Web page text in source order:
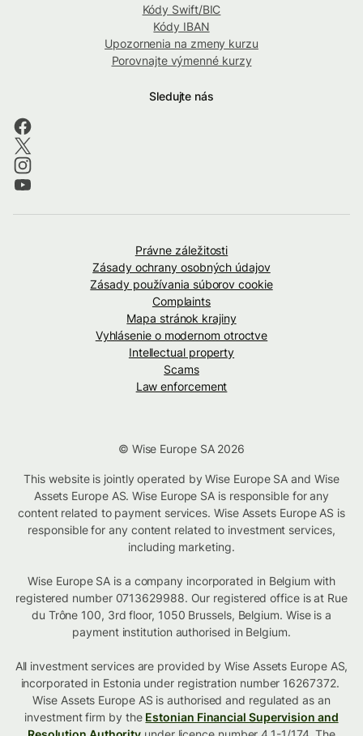
Kódy Swift/BIC
Kódy IBAN
Upozornenia na zmeny kurzu
Porovnajte výmenné kurzy
Sledujte nás
Právne záležitosti
Zásady ochrany osobných údajov
Zásady používania súborov cookie
Complaints
Mapa stránok krajiny
Vyhlásenie o modernom otroctve
Intellectual property
Scams
Law enforcement
© Wise Europe SA 2026
This website is jointly operated by Wise Europe SA and Wise
Assets Europe AS. Wise Europe SA is responsible for any
content related to payment services. Wise Assets Europe AS is
responsible for any content related to investment services,
including marketing.
Wise Europe SA is a company incorporated in Belgium with
registered number 0713629988. Our registered office is at Rue
du Trône 100, 3rd floor, 1050 Brussels, Belgium. Wise is a
payment institution authorised in Belgium.
All investment services are provided by Wise Assets Europe AS,
incorporated in Estonia under registration number 16267372.
Wise Assets Europe AS is authorised and regulated as an
investment firm by the Estonian Financial Supervision and